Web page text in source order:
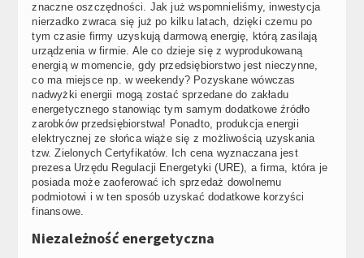
znaczne oszczędności. Jak już wspomnieliśmy, inwestycja
nierzadko zwraca się już po kilku latach, dzięki czemu po
tym czasie firmy uzyskują darmową energię, którą zasilają
urządzenia w firmie. Ale co dzieje się z wyprodukowaną
energią w momencie, gdy przedsiębiorstwo jest nieczynne,
co ma miejsce np. w weekendy? Pozyskane wówczas
nadwyżki energii mogą zostać sprzedane do zakładu
energetycznego stanowiąc tym samym dodatkowe źródło
zarobków przedsiębiorstwa! Ponadto, produkcja energii
elektrycznej ze słońca wiąże się z możliwością uzyskania
tzw. Zielonych Certyfikatów. Ich cena wyznaczana jest
prezesa Urzędu Regulacji Energetyki (URE), a firma, która je
posiada może zaoferować ich sprzedaż dowolnemu
podmiotowi i w ten sposób uzyskać dodatkowe korzyści
finansowe.
Niezależność energetyczna